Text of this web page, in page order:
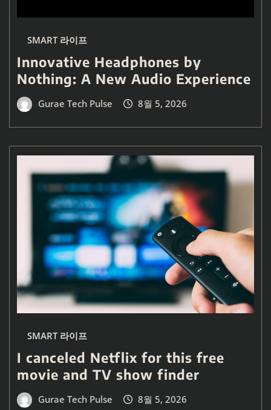
SMART 라이프
Innovative Headphones by
Nothing: A New Audio Experience
Gurae Tech Pulse 8월 5, 2026
SMART 라이프
I canceled Netflix for this free
movie and TV show finder
Gurae Tech Pulse 8월 5, 2026